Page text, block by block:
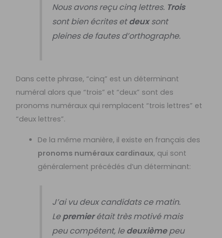
Nous avons reçu cinq lettres. Trois
sont bien écrites etdeuxsont
pleines de fautes d’orthographe.
Dans cette phrase, “cinq” est un déterminant
numéral alors que “trois” et “deux” sont des
pronoms numéraux qui remplacent “trois lettres” et
“deux lettres”.
De la même manière, il existe en français des
pronoms numéraux cardinaux, qui sont
généralement précédés d’un déterminant:
J’ai vu deux candidats ce matin.
Lepremierétait très motivé mais
peu compétent, ledeuxièmepeu